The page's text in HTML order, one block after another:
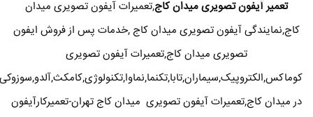
تعمیر آیفون تصویری میدان کاج,تعمیرات آیفون تصویری میدان
کاج,نمایندگی آیفون تصویری میدان کاج ,خدمات پس از فروش ایفون
تصویری میدان کاج,تعمیرات آیفون تصویری
کوماکس,الکتروپیک,سیماران,تابا,تکنما,نماوا,تکنولوژی,کامکث,آلدو,سوزوکی
در میدان کاج,تعمیرات آیفون تصویری میدان کاج تهران-تعمیرکارآیفون